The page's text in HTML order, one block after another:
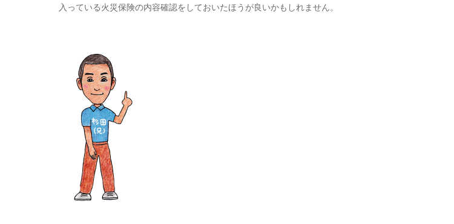
入っている火災保険の内容確認をしておいたほうが良いかもしれません。